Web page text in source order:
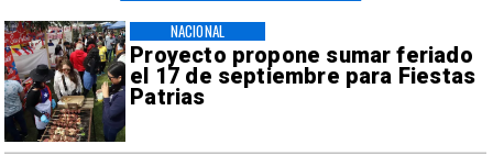
Proyecto propone sumar feriado
el 17 de septiembre para Fiestas
Patrias
NACIONAL